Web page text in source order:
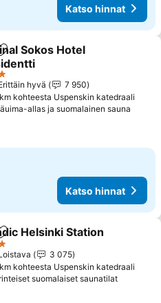
Katso hinnat
Lisää suosikkeihin
Sokos Hotel
hinnathyvä
7 950
kohteesta Uspenskin katedraali
allas ja suomalainen sauna
Katso hinnat
Lisää suosikkeihin
Helsinki Station
3 075
kohteesta Uspenskin katedraali
suomalaiset saunatilatKatso